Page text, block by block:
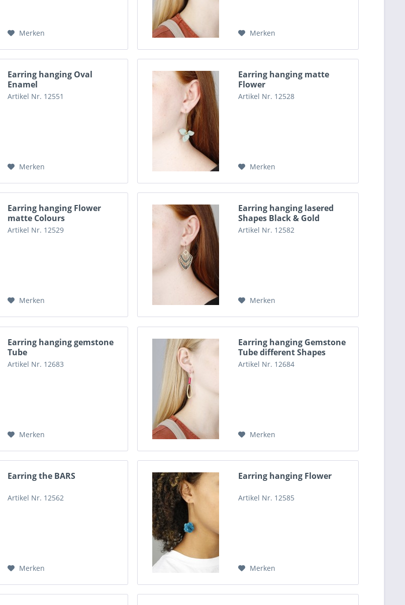
Merken Merken
Earring hanging Oval
Enamel
Artikel Nr. 12551
Merken
Earring hanging matte
Flower
Artikel Nr. 12528
Merken
Earring hanging Flower
matte Colours
Artikel Nr. 12529
Merken
Earring hanging lasered
Shapes Black & Gold
Artikel Nr. 12582
Merken
Earring hanging gemstone
Tube
Artikel Nr. 12683
Merken
Earring hanging Gemstone
Tube different Shapes
Artikel Nr. 12684
Merken
Earring the BARS
Artikel Nr. 12562
Merken
Earring hanging Flower
Artikel Nr. 12585
Merken